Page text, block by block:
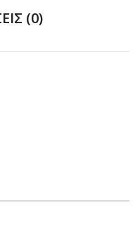
(0)